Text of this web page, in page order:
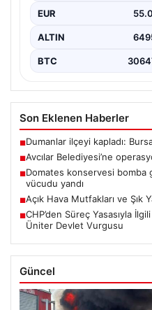
EUR
ALTIN
BTC
Son Eklenen Haberler
■Dumanlar ilçeyi kapladı:
■Avcılar Belediyesi’ne
■Domates konservesi bomba
vücudu yandı
■Açık Hava Mutfakları ve Şık
■CHP’den Süreç Yasasıyla
Üniter Devlet Vurgusu
Güncel